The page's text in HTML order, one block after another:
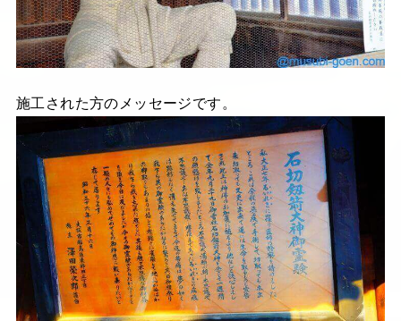
施工された方のメッセージです。